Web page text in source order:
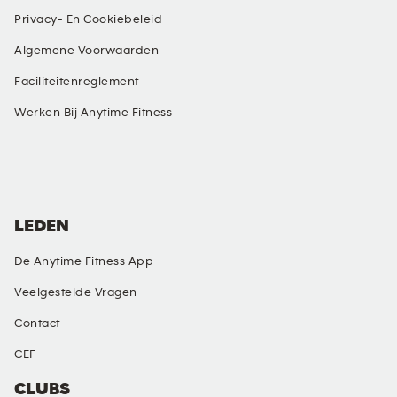
Privacy- En Cookiebeleid
Algemene Voorwaarden
Faciliteitenreglement
Werken Bij Anytime Fitness
CLUBS
LEDEN
De Anytime Fitness App
Veelgestelde Vragen
Contact
CEF